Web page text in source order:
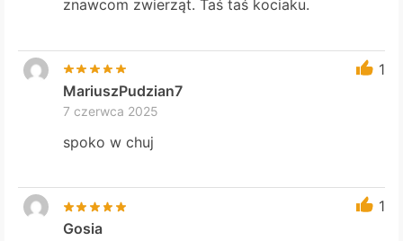
znawcom zwierząt. Taś taś kociaku.
1
MariuszPudzian7
7 czerwca 2025
spoko w chuj
1
Gosia